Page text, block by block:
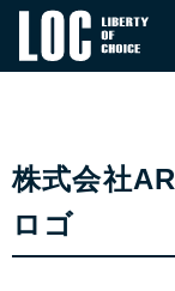
株式会社
ロゴ